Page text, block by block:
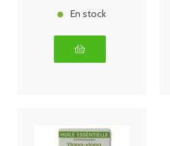
En stock